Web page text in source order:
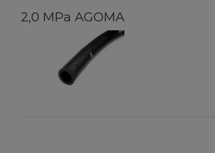
2,0 MPa AGOMA